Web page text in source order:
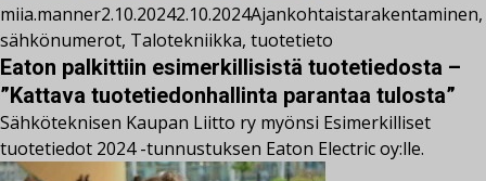
miia.manner2.10.20242.10.2024Ajankohtaistarakentaminen,
sähkönumerot, Talotekniikka, tuotetieto
Eaton palkittiin esimerkillisistä tuotetiedosta –
”Kattava tuotetiedonhallinta parantaa tulosta”
Sähköteknisen Kaupan Liitto ry myönsi Esimerkilliset
tuotetiedot 2024 -tunnustuksen Eaton Electric oy:lle.